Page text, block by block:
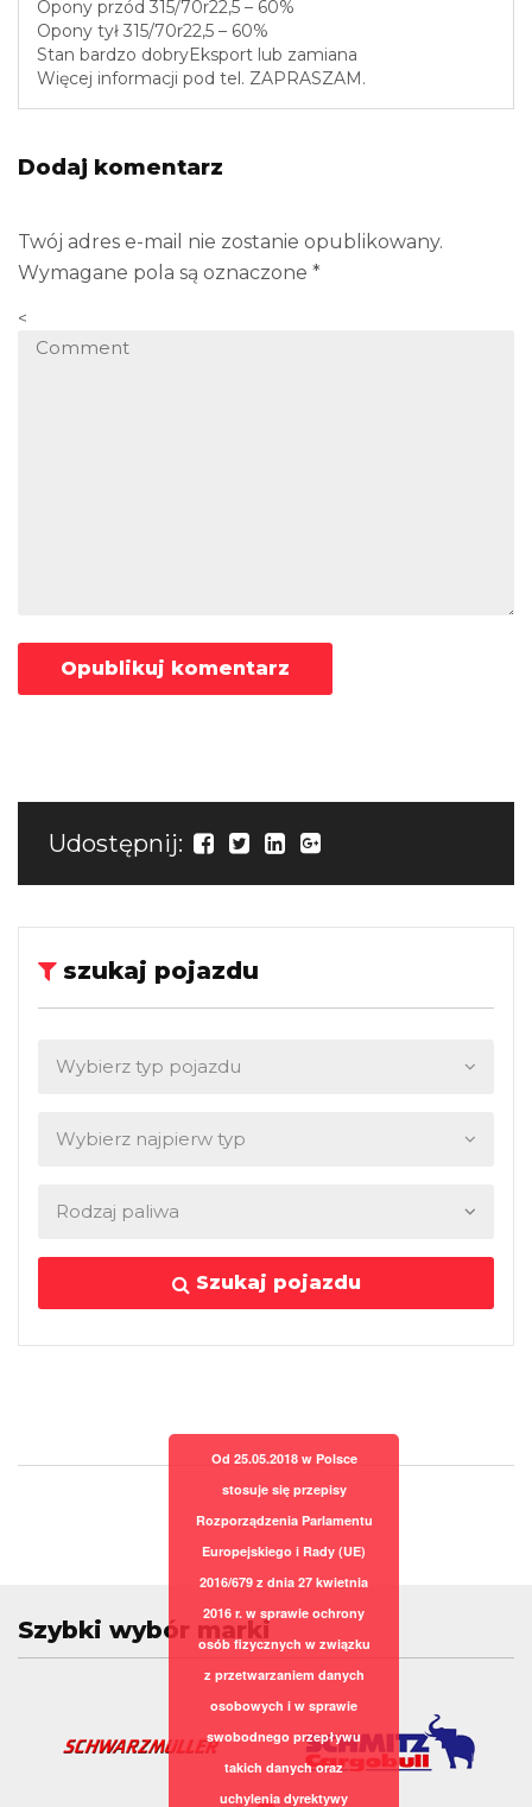
Opony przód 315/70r22,5 – 60%
Opony tył 315/70r22,5 – 60%
Stan bardzo dobryEksport lub zamiana
Więcej informacji pod tel. ZAPRASZAM.
Dodaj komentarz
Twój adres e-mail nie zostanie opublikowany.
Wymagane pola są oznaczone *
<
Udostępnij:
szukaj pojazdu
Szukaj pojazdu
Szybki wybór marki
Od 25.05.2018 w Polsce
stosuje się przepisy
Rozporządzenia Parlamentu
Europejskiego i Rady (UE)
2016/679 z dnia 27 kwietnia
2016 r. w sprawie ochrony
osób fizycznych w związku
z przetwarzaniem danych
osobowych i w sprawie
swobodnego przepływu
takich danych oraz
uchylenia dyrektywy